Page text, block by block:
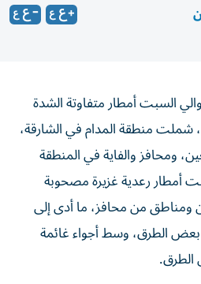
السبت أمطار متفاوتة الشدة
منطقة المدام في الشارقة،
ومحافز والفاية في المنطقة
أمطار رعدية غزيرة مصحوبة
ومناطق من محافز، ما أدى إلى
بعض الطرق، وسط أجواء غائمة